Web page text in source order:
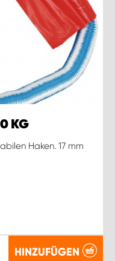
KG
Haken. 17 mm
HINZUFÜGEN